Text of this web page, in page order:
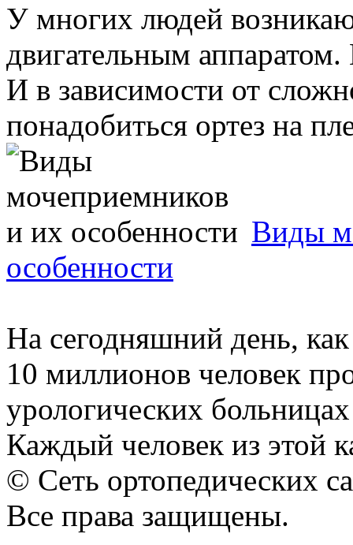
У многих людей
двигательным аппаратом.
И в зависимости от
понадобиться ортез на
Виды
особенности
На сегодняшний день, как
10 миллионов человек
урологических
Каждый человек из этой
© Сеть ортопедических
Все права защищены.